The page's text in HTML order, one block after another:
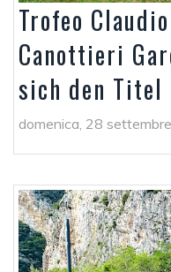
Trofeo
Canottieri
sich den Titel
domenica, 28